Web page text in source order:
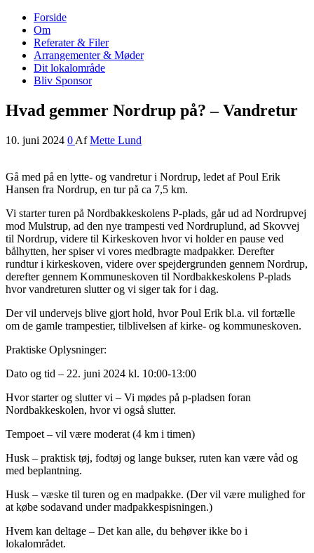
Nordrup Farendløse Lokalråd
Midt i naturen tæt på alt!
Forside
Om
Referater & Filer
Arrangementer & Møder
Dit lokalområde
Bliv Sponsor
Hvad gemmer Nordrup på? – Vandretur
10. juni 2024 0 Af Mette Lund
Gå med på en lytte- og vandretur i Nordrup, ledet af Poul Erik
Hansen fra Nordrup, en tur på ca 7,5 km.
Vi starter turen på Nordbakkeskolens P-plads, går ud ad Nordrupvej
mod Mulstrup, ad den nye trampesti ved Nordruplund, ad Skovvej
til Nordrup, videre til Kirkeskoven hvor vi holder en pause ved
bålhytten, her spiser vi vores medbragte madpakker. Derefter
rundtur i kirkeskoven, videre over spejdergrunden gennem Nordrup,
derefter gennem Kommuneskoven til Nordbakkeskolens P-plads
hvor vandreturen slutter og vi siger tak for i dag.
Der vil undervejs blive gjort hold, hvor Poul Erik bl.a. vil fortælle
om de gamle trampestier, tilblivelsen af kirke- og kommuneskoven.
Praktiske Oplysninger:
Dato og tid – 22. juni 2024 kl. 10:00-13:00
Hvor starter og slutter vi – Vi mødes på p-pladsen foran
Nordbakkeskolen, hvor vi også slutter.
Tempoet – vil være moderat (4 km i timen)
Husk – praktisk tøj, fodtøj og lange bukser, ruten kan være våd og
med beplantning.
Husk – væske til turen og en madpakke. (Der vil være mulighed for
at købe sodavand under madpakkespisningen.)
Hvem kan deltage – Det kan alle, du behøver ikke bo i
lokalområdet.